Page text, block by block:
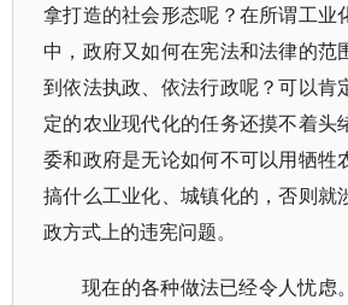
拿打造的社会形态呢？在所谓工业
中，政府又如何在宪法和法律的范
到依法执政、依法行政呢？可以肯
定的农业现代化的任务还摸不着头
委和政府是无论如何不可以用牺牲
搞什么工业化、城镇化的，否则就
政方式上的违宪问题。
现在的各种做法已经令人忧虑